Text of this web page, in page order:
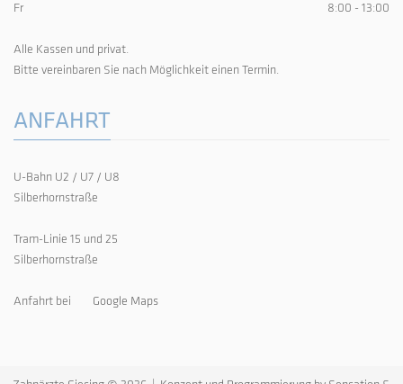
Fr
8:00 - 13:00
Alle Kassen und privat.
Bitte vereinbaren Sie nach Möglichkeit einen Termin.
ANFAHRT
U-Bahn U2 / U7 / U8
Silberhornstraße
Tram-Linie 15 und 25
Silberhornstraße
Anfahrt bei Google Maps